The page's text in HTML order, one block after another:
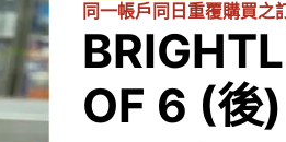
同一帳戶同日重覆購買之
OF 6 (後)